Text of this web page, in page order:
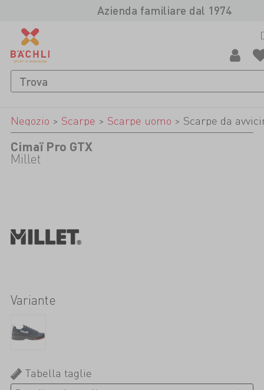
Azienda familiare dal 1974
Negozio > Scarpe > Scarpe uomo > Scarpe da
Cimaï Pro GTX
Millet
Variante
Tabella taglie